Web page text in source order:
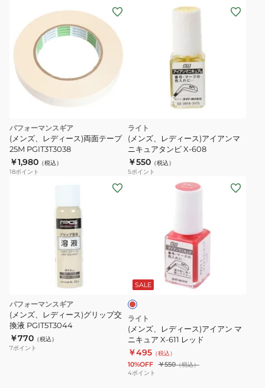
パフォーマンスギア
(メンズ、レディース)両面テープ
25M PGIT3T3038
￥1,980 （税込）
18ポイント
ライト
(メンズ、レディース)アイアンマ
ニキュアタンピ X-608
￥550 （税込）
5ポイント
パフォーマンスギア
(メンズ、レディース)グリップ交
換液 PGIT5T3044
￥770 （税込）
7ポイント
ス)
ア
イ
ア
ン
マ
ニ
SALE
ッ
ド
ライト
(メンズ、レディース)アイアン マ
ニキュア X-611 レッド
￥495 （税込）
10%OFF ￥550（税込）
4ポイント